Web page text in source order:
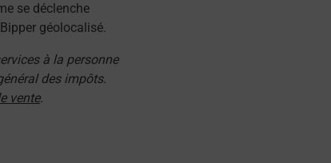
se déclenche
géolocalisé.
à la personne
des impôts.
vente.